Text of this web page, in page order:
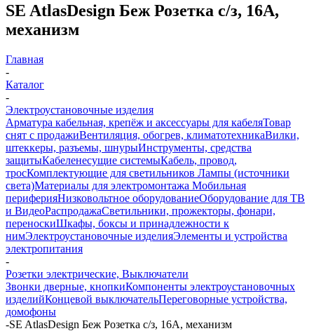
SE AtlasDesign Беж Розетка с/з, 16А,
механизм
Главная
-
Каталог
-
Электроустановочные изделия
Арматура кабельная, крепёж и аксессуары для кабеляТовар
снят с продажиВентиляция, обогрев, климатотехникаВилки,
штеккеры, разъемы, шнурыИнструменты, средства
защитыКабеленесущие системыКабель, провод,
тросКомплектующие для светильников Лампы (источники
света)Материалы для электромонтажа Мобильная
периферияНизковольтное оборудованиеОборудование для ТВ
и ВидеоРаспродажаСветильники, прожекторы, фонари,
переноскиШкафы, боксы и принадлежности к
нимЭлектроустановочные изделияЭлементы и устройства
электропитания
-
Розетки электрические, Выключатели
Звонки дверные, кнопкиКомпоненты электроустановочных
изделийКонцевой выключательПереговорные устройства,
домофоны
-SE AtlasDesign Беж Розетка с/з, 16А, механизм